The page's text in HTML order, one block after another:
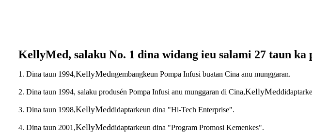
KellyMed, salaku No. 1 dina widang ieu salami 27 taun ka
1. Dina taun 1994,KellyMedngembangkeun Pompa Infusi buatan Cina anu munggaran.
2. Dina taun 1994, salaku produsén Pompa Infusi anu munggaran di Cina,KellyMed
3. Dina taun 1998,KellyMeddidaptarkeun dina "Hi-Tech Enterprise".
4. Dina taun 2001,KellyMeddidaptarkeun dina "Program Promosi Kemenkes".